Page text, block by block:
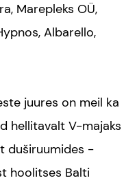
Marepleks OÜ,
Albarello,
juures on meil ka
hellitavalt V-majaks
duširuumides -
hoolitses Balti